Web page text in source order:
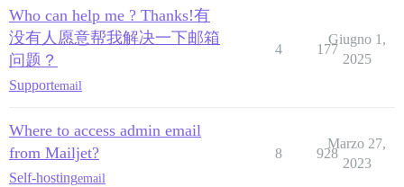
Who can help me ? Thanks!有
没有人愿意帮我解决一下邮箱
问题？
Supportemail
4 177
Giugno 1,
2025
Where to access admin email
from Mailjet?
Self-hostingemail
8 928
Marzo 27,
2023